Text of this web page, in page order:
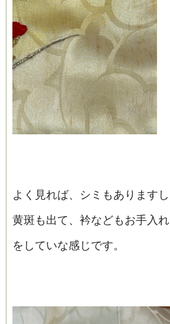
よく見れば、シミもありますし
黄斑も出て、衿などもお手入れ
をしていな感じです。